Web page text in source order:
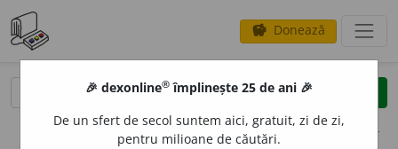
savings Donează
clear
opțiuni
🎉 dexonline® împlinește 25 de ani 🎉
De un sfert de secol suntem aici, gratuit, zi de zi,
pentru milioane de căutări.